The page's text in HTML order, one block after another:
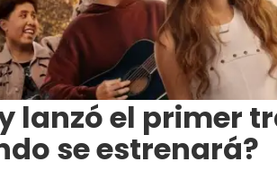
lanzó el primer
se estrenará?